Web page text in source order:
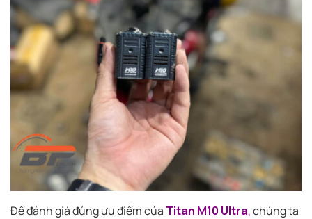
Để đánh giá đúng ưu điểm của Titan M10 Ultra,chúng ta